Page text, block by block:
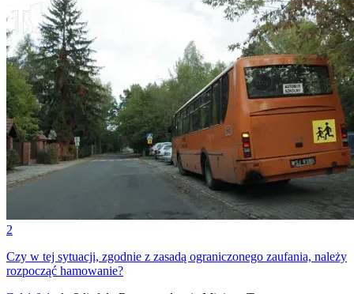
2
Czy w tej sytuacji, zgodnie z zasadą ograniczonego zaufania, należy
rozpocząć hamowanie?